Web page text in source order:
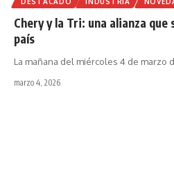
Chery y la Tri: una alianza que
país
La mañana del miércoles 4 de marzo
marzo 4, 2026